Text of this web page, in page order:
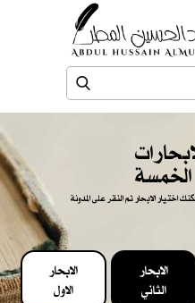
الخمسة
اختيار الابحار ثم النقر على المدونة
الابحار
الاول
الابحار
الثاني